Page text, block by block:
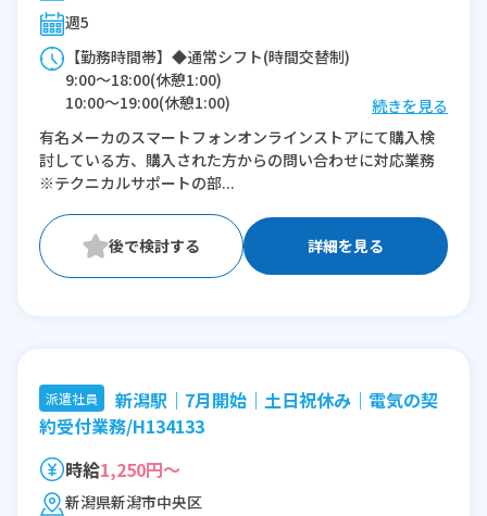
週5
【勤務時間帯】◆通常シフト(時間交替制)
9:00〜18:00(休憩1:00)
10:00〜19:00(休憩1:00)
12:00〜21:00(休憩1:00)
※残業：0〜5時間程度/月
続きを見る
有名メーカのスマートフォンオンラインストアにて購入検
討している方、購入された方からの問い合わせに対応業務
※テクニカルサポートの部...
詳細を見る
派遣社員
新潟駅｜7月開始｜土日祝休み｜電気の契
約受付業務/H134133
時給1,250円～
新潟県新潟市中央区